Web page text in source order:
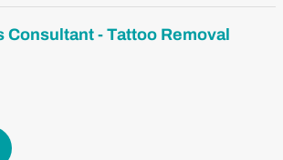
- Tattoo Removal